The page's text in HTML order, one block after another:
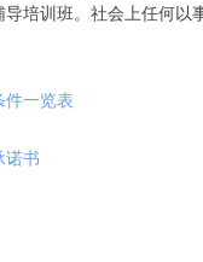
培训班。社会上任何以
件一览表
诺书